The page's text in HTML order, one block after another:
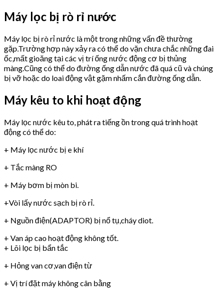
Máy lọc bị rò rỉ nước
Máy lọc bị rò rỉ nước là một trong những vấn đề thường
gặp.Trường hợp này xảy ra có thể do vặn chưa chắc những đai
ốc,mất gioăng tại các vị trí ống nước động cơ bị thủng
màng.Cũng có thể do đường ống dẫn nước đã quá cũ và chúng
bị vỡ hoặc do loai động vật gặm nhấm cắn đường ống dẫn.
Máy kêu to khi hoạt động
Máy lọc nước kêu to, phát ra tiếng ồn trong quá trình hoạt
động có thể do:
+ Máy lọc nước bị e khí
+ Tắc màng RO
+ Máy bơm bị mòn bi.
+Vòi lấy nước sạch bị rò rỉ.
+ Nguồn điện(ADAPTOR) bị nổ tụ,cháy diot.
+ Van áp cao hoạt động không tốt.
+ Lõi lọc bị bẩn tắc
+ Hỏng van cơ,van điện từ
+ Vị trí đặt máy không cân bằng